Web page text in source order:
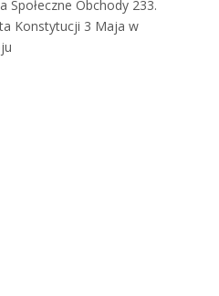
Społeczne Obchody 233.
Konstytucji 3 Maja w